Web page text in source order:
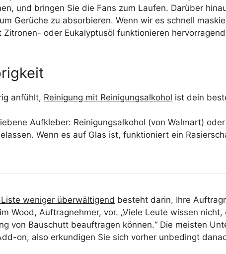
und bringen Sie die Fans zum Laufen. Darüber
Gerüche zu absorbieren. Wenn wir es schnell
Zitronen- oder Eukalyptusöl funktionieren
anfühlt, Reinigung mit Reinigungsalkohol ist dein
Aufkleber: Reinigungsalkohol (von Walmart)
Wenn es auf Glas ist, funktioniert ein
weniger überwältigend besteht darin, Ihre
Wood, Auftragnehmer, vor. „Viele Leute wissen
von Bauschutt beauftragen können.“ Die meisten
on, also erkundigen Sie sich vorher unbedingt